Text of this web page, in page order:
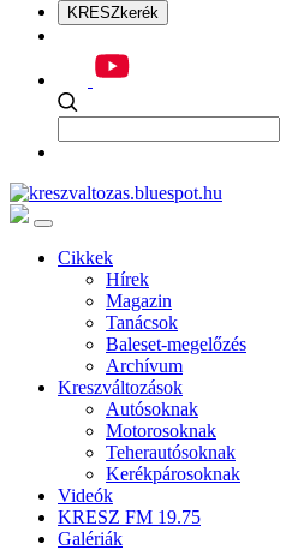
KRESZkerék
Cikkek
Hírek
Magazin
Tanácsok
Baleset-megelőzés
Archívum
Kreszváltozások
Autósoknak
Motorosoknak
Teherautósoknak
Kerékpárosoknak
Videók
KRESZ FM 19.75
Galériák